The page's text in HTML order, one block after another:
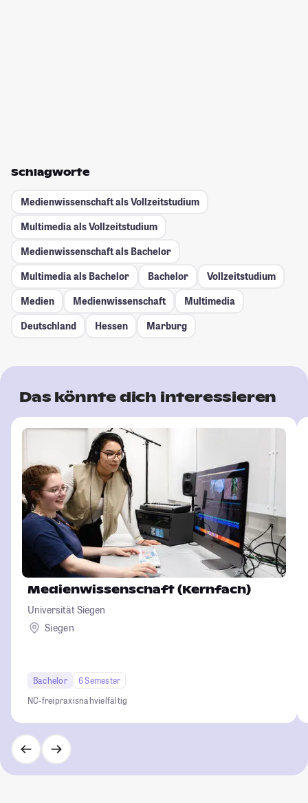
Schlagworte
Medienwissenschaft als Vollzeitstudium
Multimedia als Vollzeitstudium
Medienwissenschaft als Bachelor
Multimedia als Bachelor
Bachelor
Vollzeitstudium
Medien
Medienwissenschaft
Multimedia
Deutschland
Hessen Marburg
Das könnte dich interessieren
Medienwissenschaft (Kernfach)
Universität Siegen
Siegen
Bachelor
6 Semester
NC-freipraxisnahvielfältig